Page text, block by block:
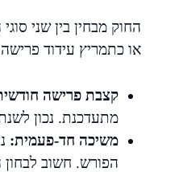
החוק מבחין בין שני
או כתמריץ עידוד
קצבת פרישה
מתעדכנת. נכון לשנת 2024, התקרה עומדת על 4,958 ש"ח לחודש לכל
משיכה חד-פעמית:
הפורש. חשוב